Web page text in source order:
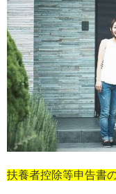
扶養者控除等申告書